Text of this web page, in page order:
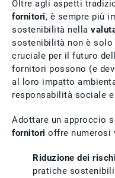
Oltre agli aspetti
fornitori, è sempre più
sostenibilità nella
sostenibilità non è solo
cruciale per il futuro
fornitori possono (e
al loro impatto
responsabilità sociale
Adottare un approccio
fornitori offre numerosi
Riduzione dei rischi
pratiche